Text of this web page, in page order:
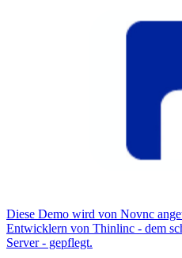
Diese Demo wird von Novnc
Entwicklern von Thinlinc - dem
Server - gepflegt.